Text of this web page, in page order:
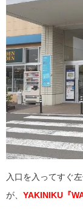
入口を入ってすぐ
が、 YAKINIKU『